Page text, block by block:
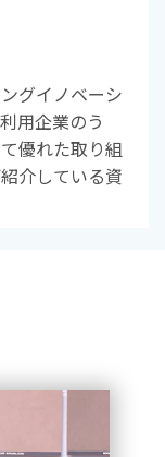
グイノベーシ
用企業のう
優れた取り組
介している資